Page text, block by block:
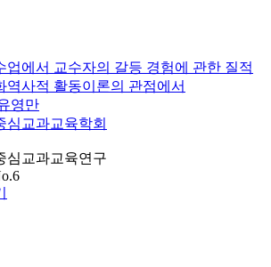
업에서 교수자의 갈등 경험에 관한 질적
역사적 활동이론의 관점에서
영만
심교과교육학회
심교과교육연구